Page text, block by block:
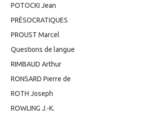
POTOCKI Jean
PRÉSOCRATIQUES
PROUST Marcel
Questions de langue
RIMBAUD Arthur
RONSARD Pierre de
ROTH Joseph
ROWLING J.-K.